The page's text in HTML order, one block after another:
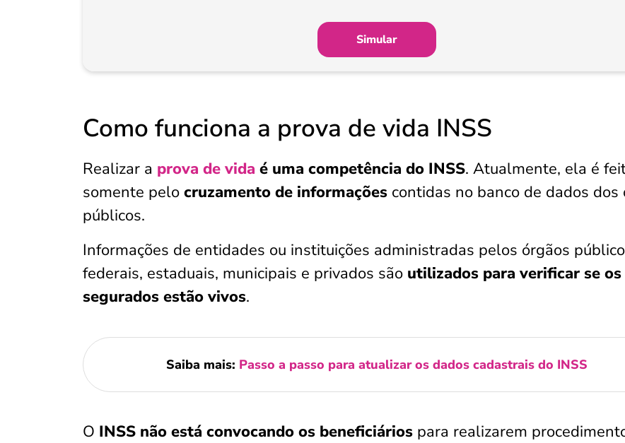
Simular
Como funciona a prova de vida INSS
Realizar a prova de vida é uma competência do INSS. Atualmente, ela é
somente pelo cruzamento de informações contidas no banco de dados dos
públicos.
Informações de entidades ou instituições administradas pelos órgãos
federais, estaduais, municipais e privados são utilizados para verificar se os
segurados estão vivos.
Saiba mais: Passo a passo para atualizar os dados cadastrais do INSS
O INSS não está convocando os beneficiários para realizarem